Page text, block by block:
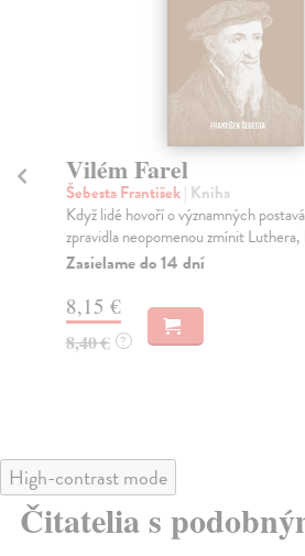
Vilém Farel
Šebesta František| Kniha
Když lidé hovoří o významných
zpravidla neopomenou zmínit Luthera,
Zasielame do 14 dní
8,15 €
8,40 € ?
High-contrast mode
Čitatelia s